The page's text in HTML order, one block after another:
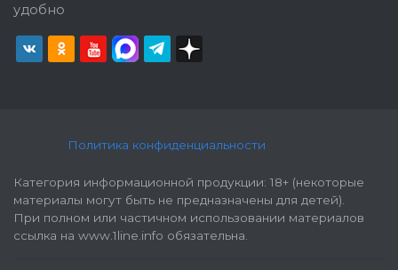
удобно
Политика конфиденциальности
Категория информационной продукции: 18+ (некоторые
материалы могут быть не предназначены для детей).
При полном или частичном использовании материалов
ссылка на www.1line.info обязательна.